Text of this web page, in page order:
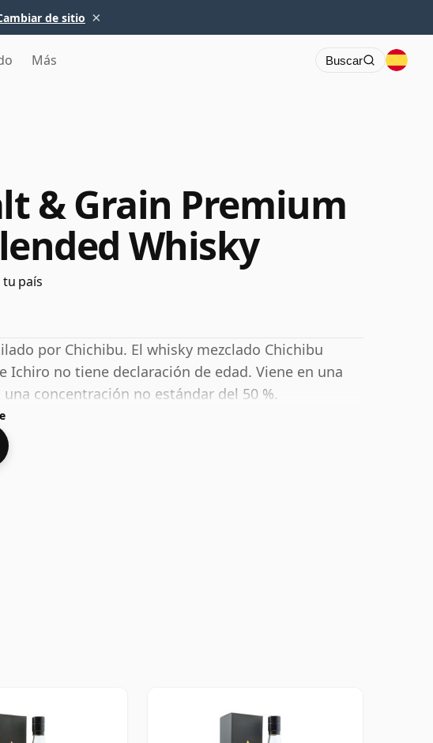
de sitio ×
Más Buscar
& Grain Premium
Whisky
país
por Chichibu. El whisky mezclado Chichibu
Ichiro no tiene declaración de edad. Viene en una
concentración no estándar del 50 %.